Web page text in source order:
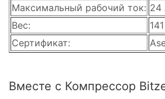
Максимальный рабочий ток: 24
Вес:
Сертификат:
Вместе с Компрессор